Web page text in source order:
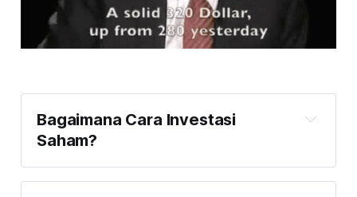
Bagaimana Cara Investasi
Saham?